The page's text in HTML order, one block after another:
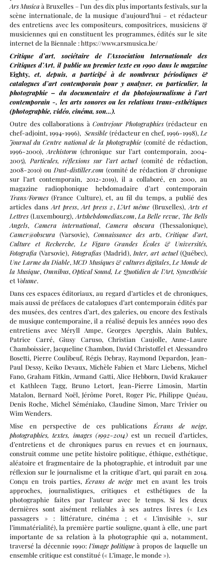
Ars Musicaà Bruxelles – l’un des dix plus importants festivals, sur la
scène internationale, de la musique d’aujourd’hui – et rédacteur
des entretiens avec les compositeurs, compositrices, musiciens &
musiciennes qui en constituent les programmes, édités sur le site
internet de la Biennale :https://www.arsmusica.be/
Critique d’art, sociétaire de l’Association Internationale des
Critiques d’Art, il publie un premier texte en 1990 dans le magazine
Eighty, et, depuis, a participé à de nombreux périodiques &
catalogues d’art contemporain pour y analyser, en particulier, la
photographie – du documentaire et du photojournalisme à l’art
contemporain -, les arts sonores ou les relations trans-esthétiques
(photographie, vidéo, cinéma, son…).
Outre des collaborations àContrejour Photographies(rédacteur en
chef-adjoint, 1994-1996), Sensible(rédacteur en chef, 1996-1998), Le
Journal du Centre national de la photographie(comité de rédaction,
1996-2000),Archistorm(chronique sur l’art contemporain, 2004-
2005), Particules, réflexions sur l’art actuel (comité de rédaction,
2008-2010) ou Dust-distiller.com (comité de rédaction & chronique
sur l’art contemporain, 2012-2019), il a collaboré, en 2000, au
magazine radiophonique hebdomadaire d’art contemporain
Trans/Formes(France Culture), et, au fil du temps, a publié des
articles dans Art press, Art press 2, L’Art même (Bruxelles),Arts et
Lettres (Luxembourg), Artshebdomedias.com, La Belle revue, The Bells
Angels, Camera international, Camera obscura (Thessalonique),
Camer@obscura (Varsovie), Connaissance des arts, Critique d’art,
Culture et Recherche, Le Figaro Grandes Écoles & Universités,
Fotografia (Varsovie), Fotografias(Madrid), Inter, art actuel(Québec),
Une Larme du Diable, MCD Musiques & cultures digitales, Le Monde de
la Musique, Omnibus,Optical Sound, Le Quotidien de l’Art, Synesthésie
et Volume.
Dans ces espaces éditoriaux, au regard d’articles et de chroniques,
mais aussi de préfaces de catalogues d’art contemporain édités par
des musées, des centres d’art, des galeries, ou encore des festivals
de musique contemporaine, il a réalisé depuis les années 1990 des
entretiens avec Méryll Ampe, Georges Aperghis, Alain Bublex,
Patrice Carré, Giusy Caruso, Christian Caujolle, Anne-Laure
Chamboissier, Jacqueline Chambon, David Christoffel et Alessandro
Bosetti, Pierre Coulibeuf, Régis Debray, Raymond Depardon, Jean-
Paul Dessy, Keiko Devaux, Michèle Fabien et Marc Liebens, Michel
Fano, Graham Fitkin, Armand Gatti, Alice Hebborn, David Krakauer
et Kathleen Tagg, Bruno Letort, Jean-Pierre Limosin, Martin
Matalon, Bernard Noël, Jérôme Poret, Roger Pic, Philippe Quéau,
Denis Roche, Michel Séméniako, Claudine Simon, Marc Trivier ou
Wim Wenders.
Mise en perspective de ces publicationsÉcrans de neige,
photographies, textes, images (1992-2014)est un recueil d’articles,
d’entretiens et de chroniques parus en revues et en journaux,
construit comme une petite histoire politique, éthique, esthétique,
aléatoire et fragmentaire de la photographie, et introduit par une
réflexion sur le journalisme et la critique d’art, qui paraît en 2014.
Conçu en trois parties,Écrans de neige met en avant les trois
approches, journalistiques, critiques et esthétiques de la
photographie faites par l’auteur avec le temps. Si les deux
dernières sont aisément reliables à ses autres livres (« Les
passagers » : littérature, cinéma ; et « L’invisible », sur
l’immatérialité), la première partie souligne, quant à elle, une part
importante de sa relation à la photographie qui a, notamment,
traversé la décennie 1990: l’image politiqueà propos de laquelle un
ensemble critique est constitué (« L’image, le monde »).